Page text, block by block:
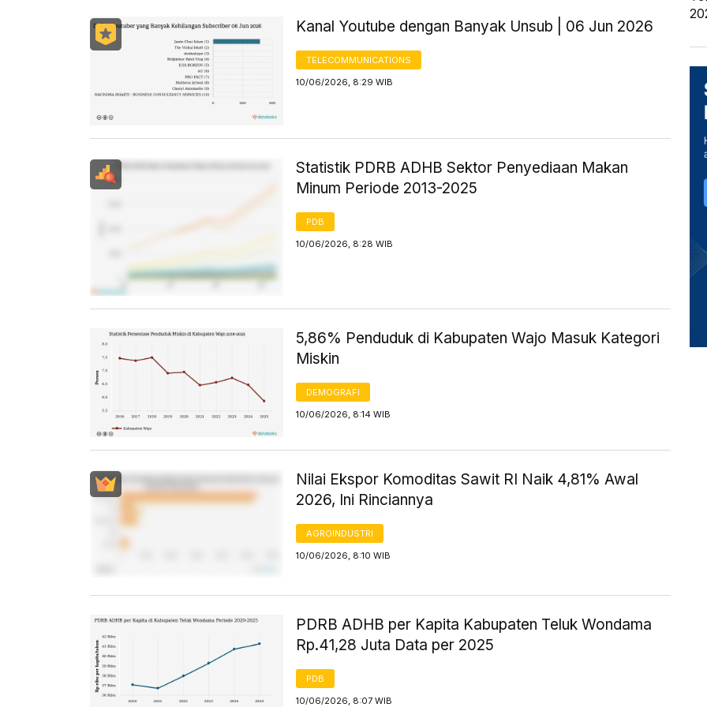
Kanal Youtube dengan Banyak Unsub | 06 Jun 2026
TELECOMMUNICATIONS
10/06/2026, 8:29 WIB
Statistik PDRB ADHB Sektor Penyediaan Makan
Minum Periode 2013-2025
PDB
10/06/2026, 8:28 WIB
5,86% Penduduk di Kabupaten Wajo Masuk Kategori
Miskin
DEMOGRAFI
10/06/2026, 8:14 WIB
Nilai Ekspor Komoditas Sawit RI Naik 4,81% Awal
2026, Ini Rinciannya
AGROINDUSTRI
10/06/2026, 8:10 WIB
PDRB ADHB per Kapita Kabupaten Teluk Wondama
Rp.41,28 Juta Data per 2025
PDB
10/06/2026, 8:07 WIB